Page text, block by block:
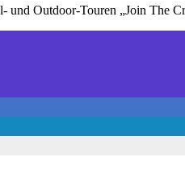
und Outdoor-Touren „Join The